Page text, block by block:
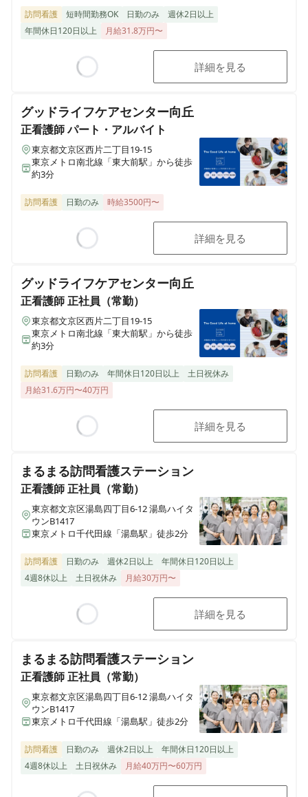
訪問看護 短時間勤務OK 日勤のみ
週休2日以上
年間休日120日以上
月給31.8万円〜
詳細を見る
グッドライフケアセンター向丘
正看護師パート・アルバイト
東京都文京区西片二丁目19-15
東京メトロ南北線「東大前駅」から徒歩
約3分
訪問看護 日勤のみ 時給3500円〜
詳細を見る
グッドライフケアセンター向丘
正看護師正社員（常勤）
東京都文京区西片二丁目19-15
東京メトロ南北線「東大前駅」から徒歩
約3分
訪問看護 日勤のみ 年間休日120日以上
土日祝休み
月給31.6万円〜40万円
詳細を見る
まるまる訪問看護ステーション
正看護師正社員（常勤）
東京都文京区湯島四丁目6-12 湯島ハイタ
ウンB1417
東京メトロ千代田線「湯島駅」徒歩2分
訪問看護 日勤のみ 週休2日以上
年間休日120日以上
4週8休以上
土日祝休み 月給30万円〜
詳細を見る
まるまる訪問看護ステーション
正看護師正社員（常勤）
東京都文京区湯島四丁目6-12 湯島ハイタ
ウンB1417
東京メトロ千代田線「湯島駅」徒歩2分
訪問看護 日勤のみ 週休2日以上
年間休日120日以上
4週8休以上
土日祝休み 月給40万円〜60万円